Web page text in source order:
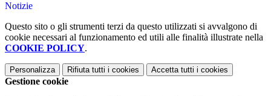
Notizie
Questo sito o gli strumenti terzi da questo utilizzati si avvalgono di
cookie necessari al funzionamento ed utili alle finalità illustrate nella
COOKIE POLICY.
Personalizza Rifiuta tutti i cookies Accetta tutti i cookies
Gestione cookie